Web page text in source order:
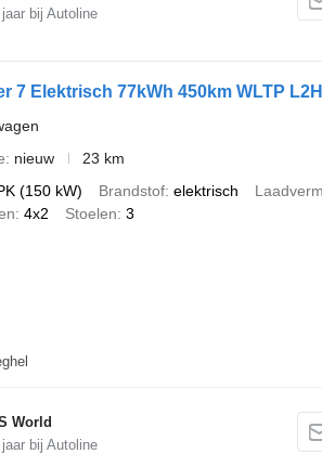
bij Autoline
7 Elektrisch 77kWh 450km WLTP
nieuw
23 km
(150 kW) Brandstof elektrisch
4x2 Stoelen 3
World
bij Autoline